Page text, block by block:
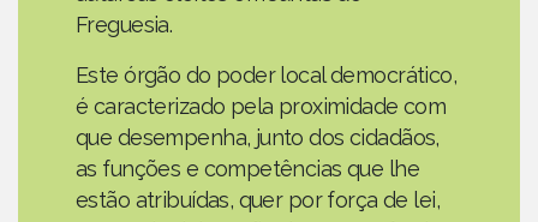
Freguesia.
Este órgão do poder local democrático,
é caracterizado pela proximidade com
que desempenha, junto dos cidadãos,
as funções e competências que lhe
estão atribuídas, quer por força de lei,